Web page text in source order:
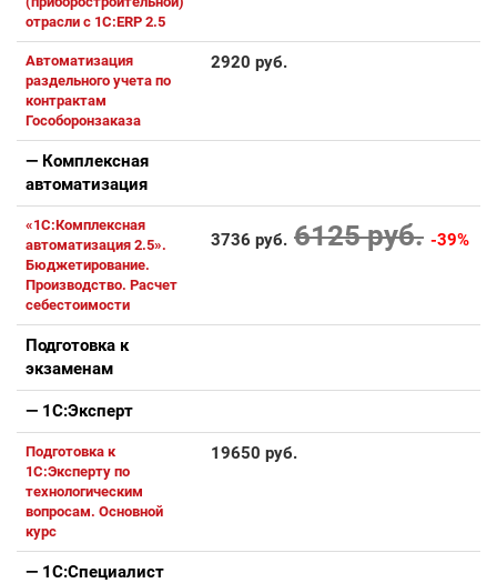
отрасли с 1С:ERP 2.5
Автоматизация
раздельного учета по
контрактам
Гособоронзаказа
2920 руб.
— Комплексная
автоматизация
«1С:Комплексная
автоматизация 2.5».
Бюджетирование.
Производство. Расчет
себестоимости
3736 руб. 6125 руб. -39%
Подготовка к
экзаменам
— 1С:Эксперт
Подготовка к
1С:Эксперту по
технологическим
вопросам. Основной
курс
19650 руб.
— 1С:Специалист